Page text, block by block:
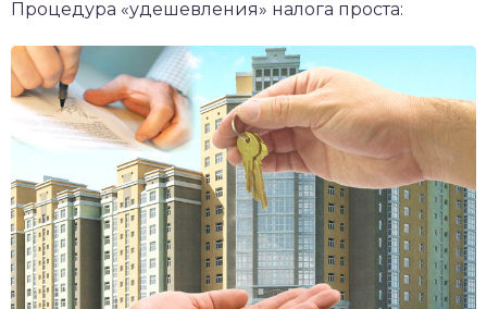
Процедура «удешевления» налога проста: